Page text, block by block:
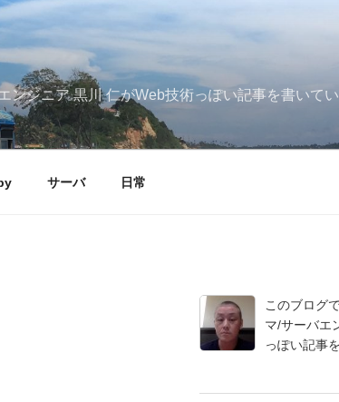
ジニア 黒川 仁がWeb技術っぽい記事を書いてい
サーバ 日常
このブログ
マ/サーバエ
っぽい記事